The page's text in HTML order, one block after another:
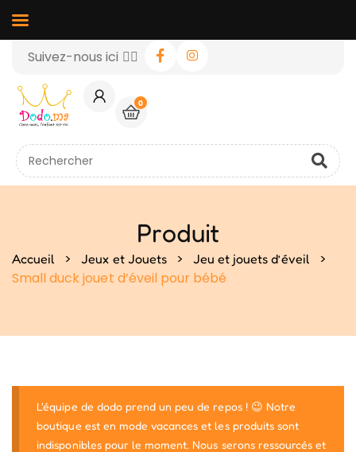
Suivez-nous ici 👉🏻
0
Produit
Accueil > Jeux et Jouets > Jeu et jouets d’éveil
>
Small duck jouet d’éveil pour bébé
L'équipe de dodo prend un peu de repos ! 😉 Notre
boutique est en mode vacances et les produits sont
indisponibles pour le moment. Nous serons ressourcés et